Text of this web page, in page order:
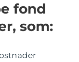
fond
som: